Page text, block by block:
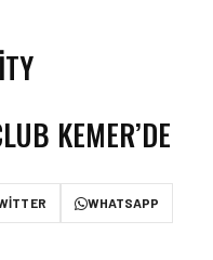
KEMER’DE
WHATSAPP